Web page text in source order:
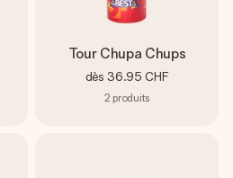
Tour Chupa Chups
dès 36.95 CHF
2 produits